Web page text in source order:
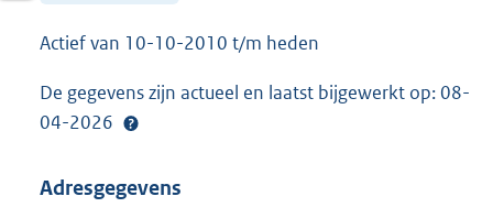
Actief van 10-10-2010 t/m heden
De gegevens zijn actueel en laatst bijgewerkt op: 08-
04-2026
Adresgegevens